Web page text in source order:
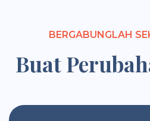
BERGABUNGLAH
Buat